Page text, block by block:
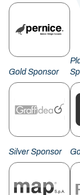
Gold Sponsor
Silver Sponsor